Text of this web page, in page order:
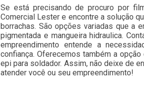
Se está precisando de procuro por
Comercial Lester e encontre a solução
borrachas. São opções variadas que a
pigmentada e mangueira hidraulica.
empreendimento entende a
confiança. Oferecemos também a
epi para soldador. Assim, não deixe de
atender você ou seu empreendimento!